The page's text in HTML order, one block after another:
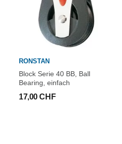
RONSTAN
Block Serie 40 BB, Ball
Bearing, einfach
17,00 CHF